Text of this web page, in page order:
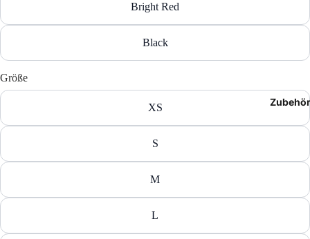
Hosen
Zubehör
Bright Red
Black
Größe
XS
S
M
L